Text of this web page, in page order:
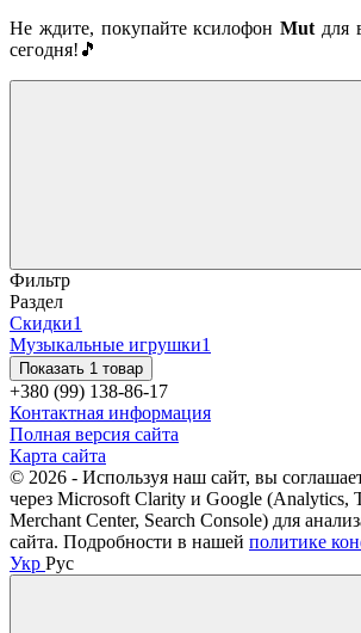
Не ждите, покупайте ксилофон Mut для
сегодня!🎵
Фильтр
Раздел
Скидки1
Музыкальные игрушки1
Показать 1 товар
+380 (99) 138-86-17
Контактная информация
Полная версия сайта
Карта сайта
© 2026 - Используя наш сайт, вы
через Microsoft Clarity и Google (Analytics,
Merchant Center, Search Console) для
сайта. Подробности в нашей политике
Укр Рус